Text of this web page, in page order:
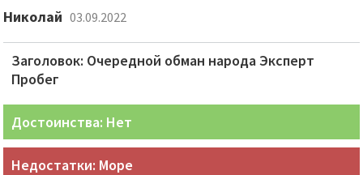
Николай 03.09.2022
Заголовок: Очередной обман народа Эксперт
Пробег
Достоинства: Нет
Недостатки: Море